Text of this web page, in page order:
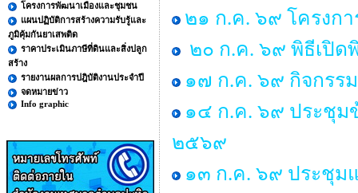
โครงการพัฒนาเมืองและชุมชน
แผนปฏิบัติการสร้างความรับรู้และ
ภูมิคุ้มกันยาเสพติด
ราคาประเมินภาษีที่ดินและสิ่งปลูก
สร้าง
รายงานผลการปฎิบัติงานประจำปี
จดหมายข่าว
Info graphic
๒๑ ก.ค. ๖๙ โครงก
๒๐ ก.ค. ๖๙ พิธีเปิ
๑๗ ก.ค. ๖๙ กิจกรร
๑๔ ก.ค. ๖๙ ประชุม
๒๕๖๙
๑๓ ก.ค. ๖๙ ประชุม